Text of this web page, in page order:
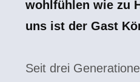
wohl­fühlen wie zu
uns ist der Gast
Seit drei